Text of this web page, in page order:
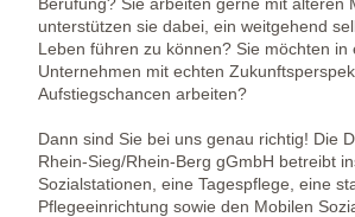
Berufung? Sie arbeiten gerne mit älteren
unterstützen sie dabei, ein weitgehend
Leben führen zu können? Sie möchten in
Unternehmen mit echten
Aufstiegschancen arbeiten?
Dann sind Sie bei uns genau richtig! Die
Rhein-Sieg/Rhein-Berg gGmbH betreibt
Sozialstationen, eine Tagespflege, eine
Pflegeeinrichtung sowie den Mobilen